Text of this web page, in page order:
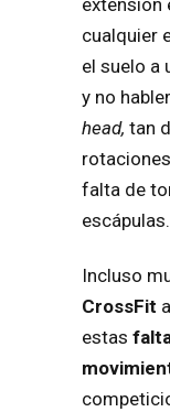
extensión
cualquier
el suelo a
y no
head, tan
falta de
escápulas.
Incluso
CrossFit
estas